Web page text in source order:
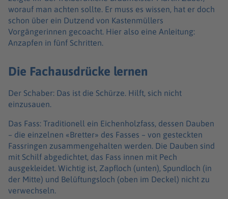
worauf man achten sollte. Er muss es wissen, hat er doch
schon über ein Dutzend von Kastenmüllers
Vorgängerinnen gecoacht. Hier also eine Anleitung:
Anzapfen in fünf Schritten.
Die Fachausdrücke lernen
Der Schaber: Das ist die Schürze. Hilft, sich nicht
einzusauen.
Das Fass: Traditionell ein Eichenholzfass, dessen Dauben
– die einzelnen «Bretter» des Fasses – von gesteckten
Fassringen zusammengehalten werden. Die Dauben sind
mit Schilf abgedichtet, das Fass innen mit Pech
ausgekleidet. Wichtig ist, Zapfloch (unten), Spundloch (in
der Mitte) und Belüftungsloch (oben im Deckel) nicht zu
verwechseln.